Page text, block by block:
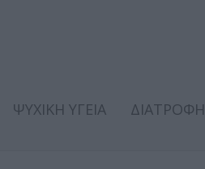
ΨΥΧΙΚΗ ΥΓΕΙΑ ΔΙΑΤΡΟΦΗ